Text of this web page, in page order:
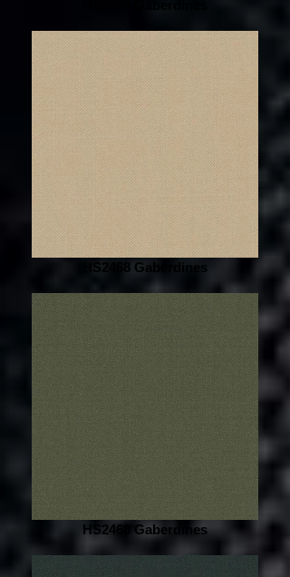
HS2468 Gaberdines
HS2468 Gaberdines